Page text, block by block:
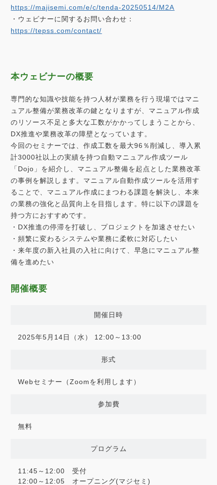
https://majisemi.com/e/c/tenda-20250514/M2A
・ウェビナーに関するお問い合わせ：
https://tepss.com/contact/
本ウェビナーの概要
専門的な知識や技能を持つ人材が業務を行う現場ではマニ
ュアル整備が業務改革の鍵となりますが、マニュアル作成
のリソース不足と多大な工数がかかってしまうことから、
DX推進や業務改革の障壁となっています。
今回のセミナーでは、作成工数を最大96％削減し、導入累
計3000社以上の実績を持つ自動マニュアル作成ツール
「Dojo」を紹介し、マニュアル整備を起点とした業務改革
の事例を解説します。マニュアル自動作成ツールを活用す
ることで、マニュアル作成にまつわる課題を解決し、本来
の業務の強化と品質向上を目指します。特に以下の課題を
持つ方におすすめです。
・DX推進の停滞を打破し、プロジェクトを加速させたい
・頻繁に変わるシステムや業務に柔軟に対応したい
・来年度の新入社員の入社に向けて、早急にマニュアル整
備を進めたい
開催概要
開催日時
2025年5月14日（水） 12:00～13:00
形式
Webセミナー（Zoomを利用します）
参加費
無料
プログラム
11:45～12:00 受付
12:00～12:05 オープニング(マジセミ)